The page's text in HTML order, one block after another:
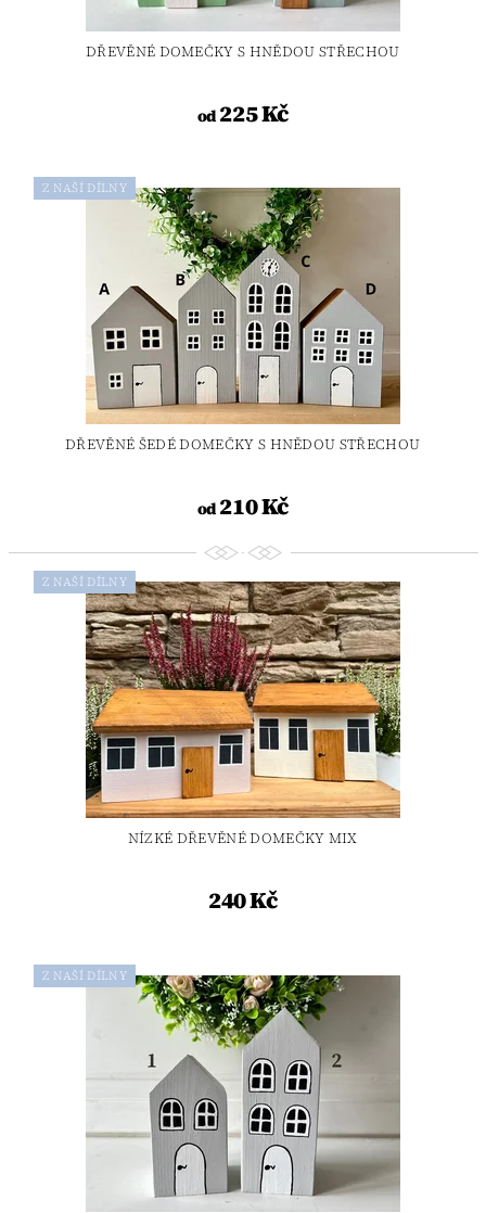
DŘEVĚNÉ DOMEČKY S HNĚDOU STŘECHOU
od225 Kč
Z NAŠÍ DÍLNY
DŘEVĚNÉ ŠEDÉ DOMEČKY S HNĚDOU STŘECHOU
od210 Kč
Z NAŠÍ DÍLNY
NÍZKÉ DŘEVĚNÉ DOMEČKY MIX
240 Kč
Z NAŠÍ DÍLNY